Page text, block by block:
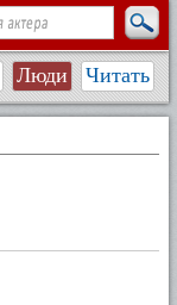
Люди Читать